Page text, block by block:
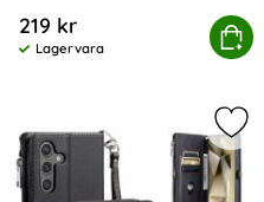
Läder Rosa
219 kr
Tillgänglighet:
Lagervara
Köp
Galaxy A27 Fodral
samsung Galaxy A27